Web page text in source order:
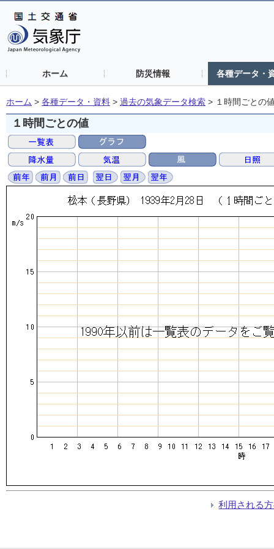
ホーム 防災情報 各種データ・
ホーム > 各種データ・資料 > 過去の気象データ検索 > １時間ごとの
１時間ごとの値
利用される